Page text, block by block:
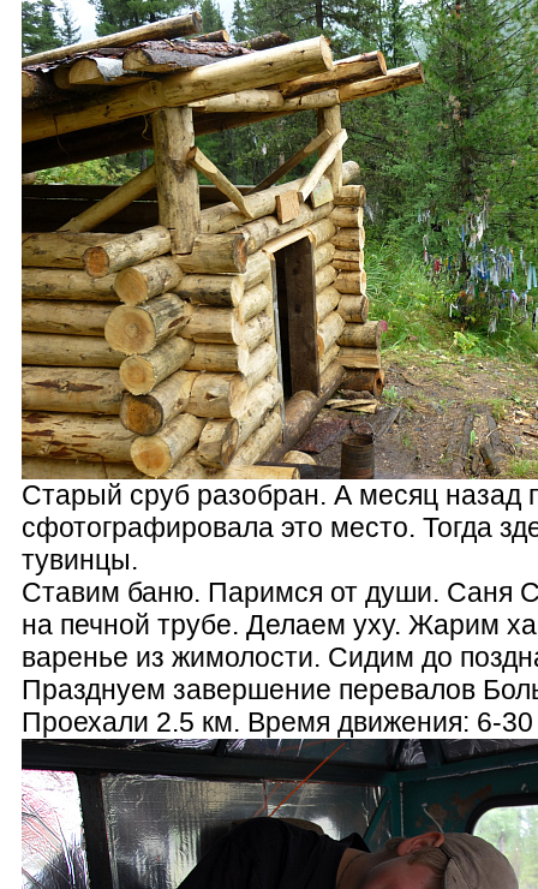
Старый сруб разобран. А месяц назад
сфотографировала это место. Тогда
тувинцы.
Ставим баню. Паримся от души. Саня
на печной трубе. Делаем уху. Жарим
варенье из жимолости. Сидим до
Празднуем завершение перевалов
Проехали 2.5 км. Время движения: 6-30